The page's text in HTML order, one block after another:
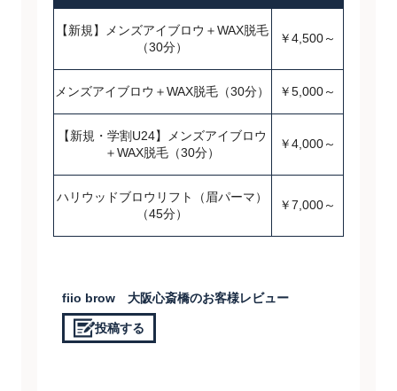
【新規】メンズアイブロウ＋WAX脱毛
（30分）
￥4,500～
メンズアイブロウ＋WAX脱毛（30分） ￥5,000～
【新規・学割U24】メンズアイブロウ
＋WAX脱毛（30分）
￥4,000～
ハリウッドブロウリフト（眉パーマ）
（45分）
￥7,000～
fiio brow 大阪心斎橋のお客様レビュー
投稿する